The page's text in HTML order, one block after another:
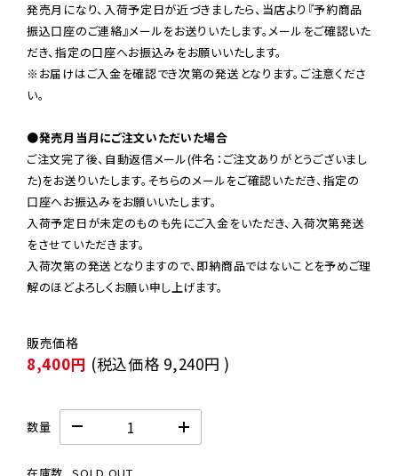
発売月になり、入荷予定日が近づきましたら、当店より『予約商品
振込口座のご連絡』メールをお送りいたします。メールをご確認いた
だき、指定の口座へお振込みをお願いいたします。
※お届けはご入金を確認でき次第の発送となります。ご注意くださ
い。
●発売月当月にご注文いただいた場合
ご注文完了後、自動返信メール(件名：ご注文ありがとうございまし
た)をお送りいたします。そちらのメールをご確認いただき、指定の
口座へお振込みをお願いいたします。
入荷予定日が未定のものも先にご入金をいただき、入荷次第発送
をさせていただきます。
入荷次第の発送となりますので、即納商品ではないことを予めご理
解のほどよろしくお願い申し上げます。
8,400円 (税込価格 9,240円 )
数量